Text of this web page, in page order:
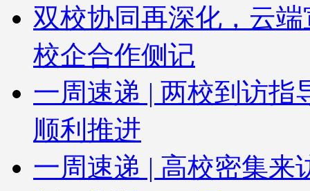
双校协同再深化，云
校企合作侧记
一周速递 | 两校到访指
顺利推进
一周速递 | 高校密集来